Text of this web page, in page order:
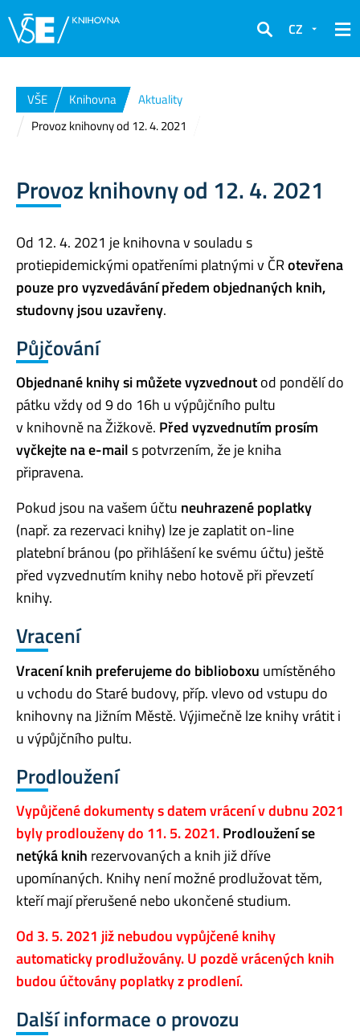
Hledat
CZ
VŠE Knihovna
Aktuality
Provoz knihovny od 12. 4. 2021
Provoz knihovny od 12. 4. 2021
Od 12. 4. 2021 je knihovna v souladu s
protiepidemickými opatřeními platnými v ČRotevřena
pouze pro vyzvedávánípředem objednaných knih,
studovny jsou uzavřeny.
Půjčování
Objednané knihy si můžete vyzvednoutod pondělí do
pátku vždy od 9 do 16h u výpůjčního pultu
v knihovně na Žižkově. Před vyzvednutím prosím
vyčkejte na e-mails potvrzením, že je kniha
připravena.
Pokud jsou na vašem účtu neuhrazené poplatky
(např. za rezervaci knihy) lze je zaplatit on-line
platební bránou (po přihlášení ke svému účtu) ještě
před vyzvednutím knihy nebo hotově při převzetí
knihy.
Vracení
Vracení knih preferujeme do biblioboxu umístěného
u vchodu do Staré budovy, příp. vlevo od vstupu do
knihovny na Jižním Městě. Výjimečně lze knihy vrátit i
u výpůjčního pultu.
Prodloužení
Vypůjčené dokumenty s datem vrácení v dubnu 2021
byly prodlouženy do 11. 5. 2021.Prodloužení se
netýká knih rezervovaných a knih již dříve
upomínaných. Knihy není možné prodlužovat těm,
kteří mají přerušené nebo ukončené studium.
Od 3. 5. 2021 již nebudou vypůjčené knihy
automaticky prodlužovány. U pozdě vrácených knih
budou účtovány poplatky z prodlení.
Další informace o provozu